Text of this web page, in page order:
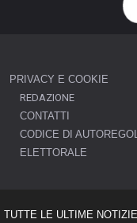
PRIVACY E COOKIE
REDAZIONE
CONTATTI
CODICE DI
ELETTORALE
TUTTE LE ULTIME